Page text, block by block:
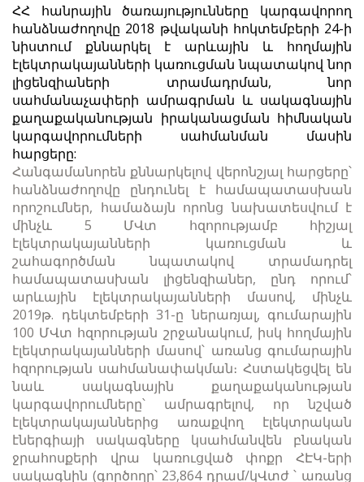
ՀՀ հանրային ծառայությունները կարգավորող
հանձնաժողովը 2018 թվականի հոկտեմբերի 24-ի
նիստում քննարկել է արևային և հողմային
էլեկտրակայանների կառուցման նպատակով նոր
լիցենզիաների տրամադրման, նոր
սահմանաչափերի ամրագրման և սակագնային
քաղաքականության իրականացման հիմնական
կարգավորումների սահմանման մասին
հարցերը:
Հանգամանորեն քննարկելով վերոնշյալ հարցերը՝
հանձնաժողովը ընդունել է համապատասխան
որոշումներ, համաձայն որոնց նախատեսվում է
մինչև 5 ՄՎտ հզորությամբ հիշյալ
էլեկտրակայանների կառուցման և
շահագործման նպատակով տրամադրել
համապատասխան լիցենզիաներ, ընդ որում՝
արևային էլեկտրակայանների մասով, մինչև
2019թ. դեկտեմբերի 31-ը ներառյալ, գումարային
100 ՄՎտ հզորության շրջանակում, իսկ հողմային
էլեկտրակայանների մասով՝ առանց գումարային
հզորության սահմանափակման։ Հստակեցվել են
նաև սակագնային քաղաքականության
կարգավորումները՝ ամրագրելով, որ նշված
էլեկտրակայաններից առաքվող էլեկտրական
էներգիայի սակագները կսահմանվեն բնական
ջրահոսքերի վրա կառուցված փոքր ՀԷԿ-երի
սակագնին (գործողը՝ 23,864 դրամ/կՎտժ ՝ առանց